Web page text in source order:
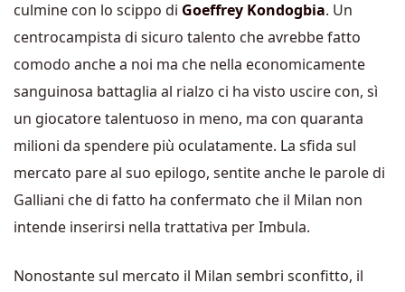
culmine con lo scippo di Goeffrey Kondogbia. Un
centrocampista di sicuro talento che avrebbe fatto
comodo anche a noi ma che nella economicamente
sanguinosa battaglia al rialzo ci ha visto uscire con, sì
un giocatore talentuoso in meno, ma con quaranta
milioni da spendere più oculatamente. La sfida sul
mercato pare al suo epilogo, sentite anche le parole di
Galliani che di fatto ha confermato che il Milan non
intende inserirsi nella trattativa per Imbula.
Nonostante sul mercato il Milan sembri sconfitto, il